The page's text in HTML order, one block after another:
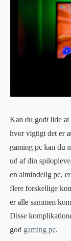
Kan du godt lide at
hvor vigtigt det er
gaming pc kan du
ud af din
en almindelig pc,
flere forskellige
er alle sammen
Disse
god gaming pc.